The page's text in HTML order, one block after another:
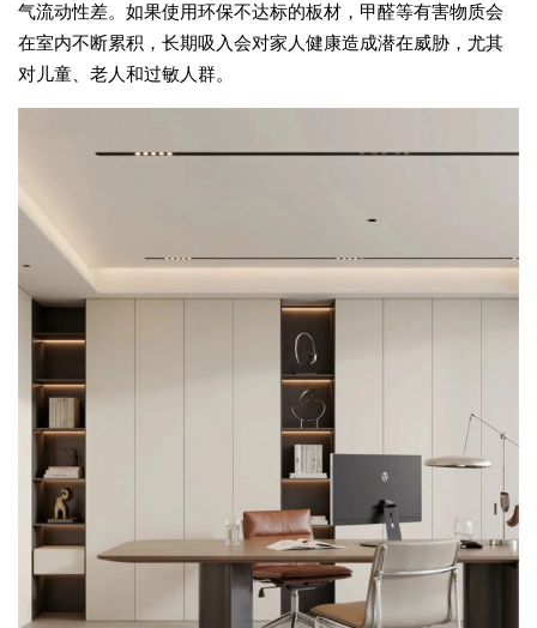
气流动性差。如果使用环保不达标的板材，甲醛等有害物质会
在室内不断累积，长期吸入会对家人健康造成潜在威胁，尤其
对儿童、老人和过敏人群。